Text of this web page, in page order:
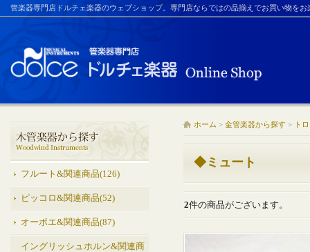
管楽器専門店ドルチェ楽器のウェブショップ。専門店ならではの品揃えでお買い物を
フルート&関連商品(126)
ピッコロ&関連商品(52)
オーボエ&関連商品(87)
イングリッシュホルン&関連商
ホーム > 金管楽器から探す > ト
◆ミュート
2件の商品がございます。